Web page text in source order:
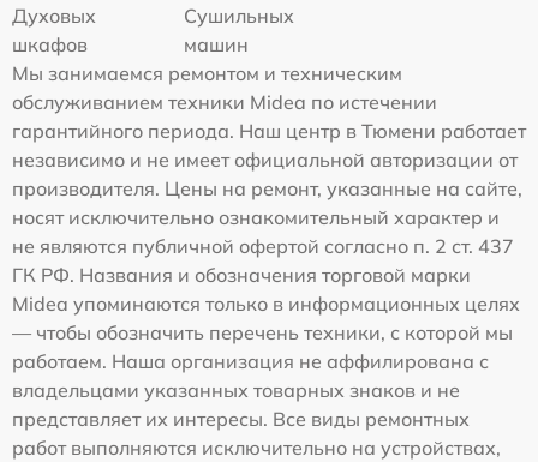
Духовых
шкафов
Сушильных
машин
Мы занимаемся ремонтом и техническим
обслуживанием техники Midea по истечении
гарантийного периода. Наш центр в Тюмени работает
независимо и не имеет официальной авторизации от
производителя. Цены на ремонт, указанные на сайте,
носят исключительно ознакомительный характер и
не являются публичной офертой согласно п. 2 ст. 437
ГК РФ. Названия и обозначения торговой марки
Midea упоминаются только в информационных целях
— чтобы обозначить перечень техники, с которой мы
работаем. Наша организация не аффилирована с
владельцами указанных товарных знаков и не
представляет их интересы. Все виды ремонтных
работ выполняются исключительно на устройствах,